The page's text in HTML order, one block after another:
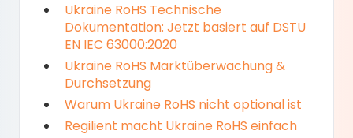
Ukraine RoHS Technische
Dokumentation: Jetzt basiert auf DSTU
EN IEC 63000:2020
Ukraine RoHS Marktüberwachung &
Durchsetzung
Warum Ukraine RoHS nicht optional ist
Regilient macht Ukraine RoHS einfach